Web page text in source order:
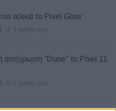
τελικά το Pixel Glow
4 ημέρες ago
απόχρωση “Dune” το Pixel 11
5 ημέρες ago